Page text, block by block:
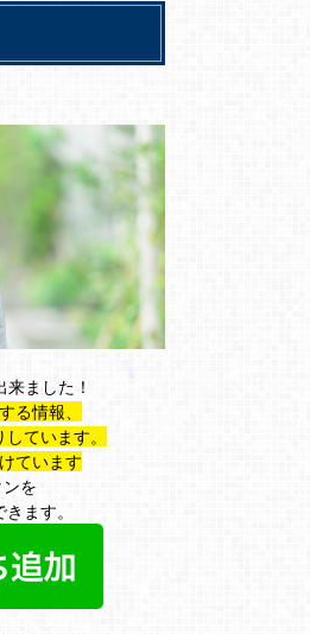
ました！
る情報、
ています。
ています
を
ます。